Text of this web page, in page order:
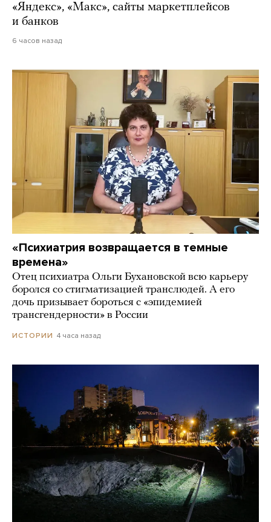
«Яндекс», «Макс», сайты маркетплейсов
и банков
6 часов назад
«Психиатрия возвращается в темные
времена»
Отец психиатра Ольги Бухановской всю карьеру
боролся со стигматизацией транслюдей. А его
дочь призывает бороться с «эпидемией
трансгендерности» в России
ИСТОРИИ 4 часа назад